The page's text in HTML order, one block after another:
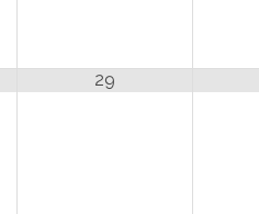
29